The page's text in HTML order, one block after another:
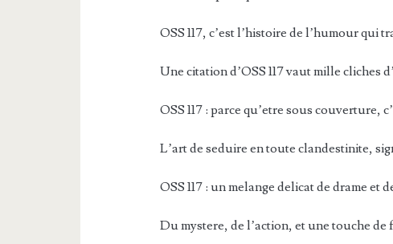
OSS 117, c’est l’histoire de l’humour qui
Une citation d’OSS 117 vaut mille cliches
OSS 117 : parce qu’etre sous couverture,
L’art de seduire en toute clandestinite,
OSS 117 : un melange delicat de drame et
Du mystere, de l’action, et une touche de